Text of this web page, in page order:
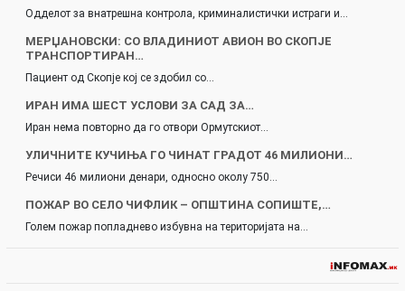
Одделот за внатрешна контрола, криминалистички истраги и…
МЕРЏАНОВСКИ: СО ВЛАДИНИОТ АВИОН ВО СКОПЈЕ
ТРАНСПОРТИРАН…
Пациент од Скопје кој се здобил со…
ИРАН ИМА ШЕСТ УСЛОВИ ЗА САД ЗА…
Иран нема повторно да го отвори Ормутскиот…
УЛИЧНИТЕ КУЧИЊА ГО ЧИНАТ ГРАДОТ 46 МИЛИОНИ…
Речиси 46 милиони денари, односно околу 750…
ПОЖАР ВО СЕЛО ЧИФЛИК – ОПШТИНА СОПИШТЕ,…
Голем пожар попладнево избувна на територијата на…